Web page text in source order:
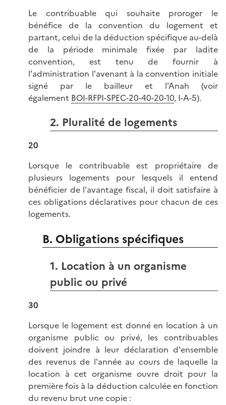
Le contribuable qui souhaite proroger le
bénéfice de la convention du logement et
partant, celui de la déduction spécifique au-delà
de la période minimale fixée par ladite
convention, est tenu de fournir à
l'administration l'avenant à la convention initiale
signé par le bailleur et l'Anah (voir
également BOI-RFPI-SPEC-20-40-20-10, I-A-5).
2. Pluralité de logements
20
Lorsque le contribuable est propriétaire de
plusieurs logements pour lesquels il entend
bénéficier de l'avantage fiscal, il doit satisfaire à
ces obligations déclaratives pour chacun de ces
logements.
B. Obligations spécifiques
1. Location à un organisme
public ou privé
30
Lorsque le logement est donné en location à un
organisme public ou privé, les contribuables
doivent joindre à leur déclaration d'ensemble
des revenus de l'année au cours de laquelle la
location à cet organisme ouvre droit pour la
première fois à la déduction calculée en fonction
du revenu brut une copie :